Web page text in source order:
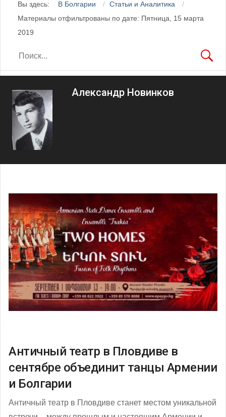
Вы здесь: В Болгарии
Статьи и Аналитика
Материалы отфильтрованы по дате: Пятница, 15 марта
2019
Александр Новинков
Античный театр в Пловдиве в
сентябре объединит танцы Армении
и Болгарии
Античный театр в Пловдиве станет местом уникальной